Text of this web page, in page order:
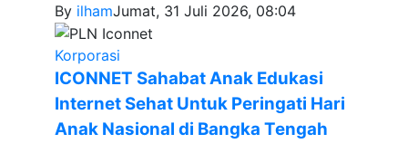
By ilhamJumat, 31 Juli 2026, 08:04
Korporasi
ICONNET Sahabat Anak Edukasi
Internet Sehat Untuk Peringati Hari
Anak Nasional di Bangka Tengah